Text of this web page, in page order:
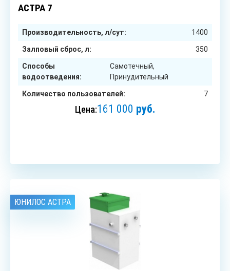
АСТРА 7
Производительность, л/сут: 1400
Залповый сброс, л: 350
Способы
водоотведения:
Самотечный,
Принудительный
Количество пользователей: 7
Цена:161 000 руб.
ЮНИЛОС АСТРА